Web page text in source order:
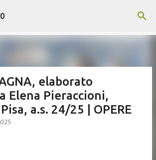
ai contenuti principali
elaborato
Elena Pieraccioni,
a.s. 24/25 | OPERE